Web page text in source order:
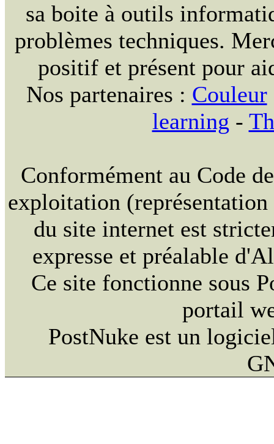
sa boite à outils
problèmes techniques.
positif et présent pour
Nos partenaires : Couleur
learning -
Conformément au Code
exploitation
du site internet est
expresse et préalable
Ce site fonctionne sous
portail
PostNuke est un